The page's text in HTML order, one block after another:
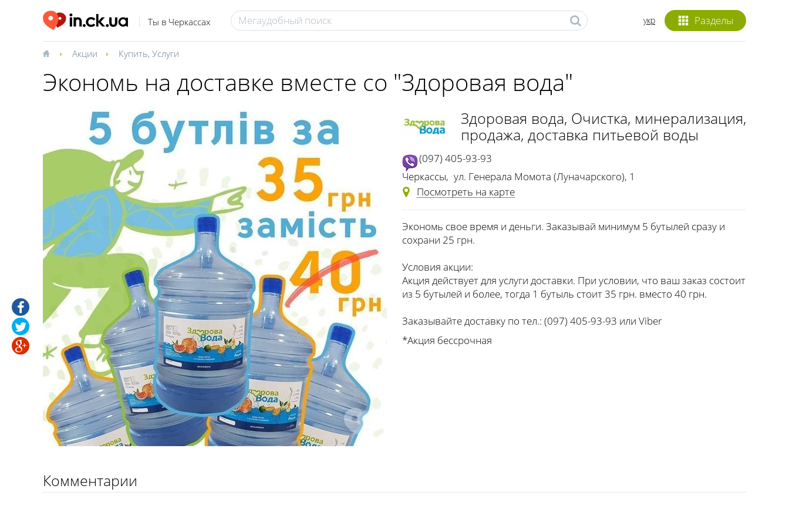
Ты в Черкассах Разделы
укр
Акции Купить, Услуги
Экономь на доставке вместе со "Здоровая вода"
Здоровая вода, Очистка, минерализация,
продажа, доставка питьевой воды
(097) 405-93-93
Черкассы, ул. Генерала Момота (Луначарского), 1
Посмотреть на карте
Экономь свое время и деньги. Заказывай минимум 5 бутылей сразу и
сохрани 25 грн.
Условия акции:
Акция действует для услуги доставки. При условии, что ваш заказ состоит
из 5 бутылей и более, тогда 1 бутыль стоит 35 грн. вместо 40 грн.
Заказывайте доставку по тел.: (097) 405-93-93 или Viber
*Акция бессрочная
Комментарии